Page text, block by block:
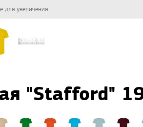
для увеличения
"Stafford"